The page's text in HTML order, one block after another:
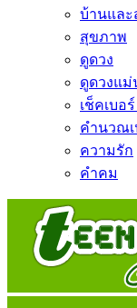
บ้านและ
สุขภาพ
ดูดวง
ดูดวงแม่
เช็คเบอ
คำนวณเ
ความรัก
คำคม